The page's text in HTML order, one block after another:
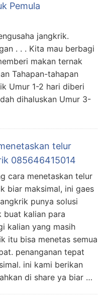
Pemula
jangkrik.
. . . Kita mau berbagi
makan ternak
Tahapan-tahapan
Umur 1-2 hari diberi
dihaluskan Umur 3-
telur
085646415014
cara menetaskan telur
biar maksimal, ini gaes
punya solusi
buat kalian para
kalian yang masih
itu bisa menetas semua
penanganan tepat
ini kami berikan
di share ya biar …